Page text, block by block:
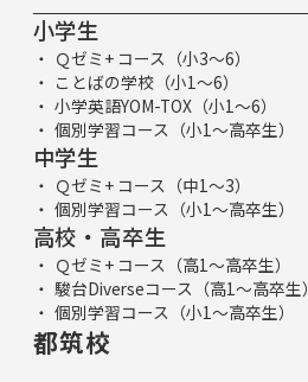
小学生
Ｑゼミ+ コース（小3～6）
ことばの学校（小1～6）
小学英語YOM-TOX（小1～6）
個別学習コース（小1～高卒生）
中学生
Ｑゼミ+ コース（中1～3）
個別学習コース（小1～高卒生）
高校・高卒生
Ｑゼミ+ コース（高1～高卒生）
駿台Diverseコース（高1～高卒生）
個別学習コース（小1～高卒生）
都筑校